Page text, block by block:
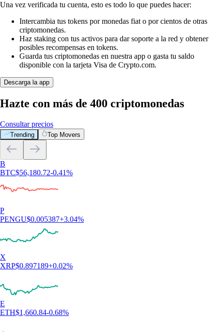
Una vez verificada tu cuenta, esto es todo lo que puedes hacer:
Intercambia tus tokens por monedas fiat o por cientos de otras
criptomonedas.
Haz staking con tus activos para dar soporte a la red y obtener
posibles recompensas en tokens.
Guarda tus criptomonedas en nuestra app o gasta tu saldo
disponible con la tarjeta Visa de Crypto.com.
Descarga la app
Hazte con más de 400 criptomonedas
Consultar precios
Trending Top Movers
B
BTC$56,180.72-0.41%
P
PENGU$0.005387+3.04%
X
XRP$0.897189+0.02%
E
ETH$1,660.84-0.68%